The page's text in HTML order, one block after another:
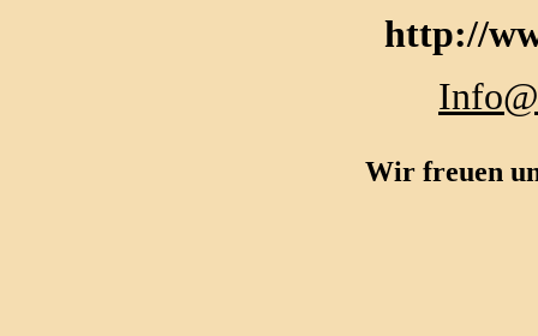
http://
Wir freuen